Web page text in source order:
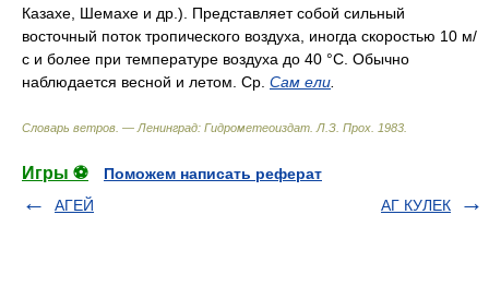
Казахе, Шемахе и др.). Представляет собой сильный
восточный поток тропического воздуха, иногда скоростью 10 м/
с и более при температуре воздуха до 40 °С. Обычно
наблюдается весной и летом. Ср. Сам ели
Словарь ветров. — Ленинград: Гидрометеоиздат Л.З. Прох 1983
Игры ⚽
Поможем написать реферат
АГЕЙ
АГ КУЛЕК